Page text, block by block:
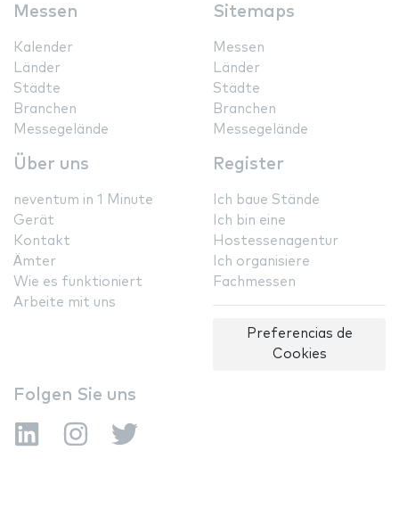
Messen
Kalender
Länder
Städte
Branchen
Messegelände
Sitemaps
Messen
Länder
Städte
Branchen
Messegelände
Über uns
neventum in 1 Minute
Gerät
Kontakt
Ämter
Wie es funktioniert
Arbeite mit uns
Register
Ich baue Stände
Ich bin eine
Hostessenagentur
Ich organisiere
Fachmessen
Preferencias de
Cookies
Folgen Sie uns